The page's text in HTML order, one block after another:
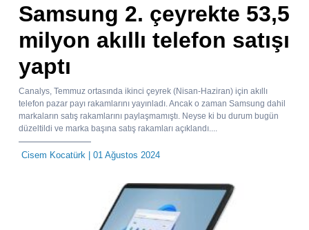
Samsung 2. çeyrekte 53,5
milyon akıllı telefon satışı
yaptı
Canalys, Temmuz ortasında ikinci çeyrek (Nisan-Haziran) için akıllı
telefon pazar payı rakamlarını yayınladı. Ancak o zaman Samsung dahil
markaların satış rakamlarını paylaşmamıştı. Neyse ki bu durum bugün
düzeltildi ve marka başına satış rakamları açıklandı....
Cisem Kocatürk | 01 Ağustos 2024